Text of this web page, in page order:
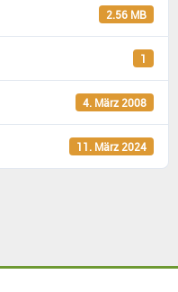
2.56 MB
1
4. März 2008
11. März 2024